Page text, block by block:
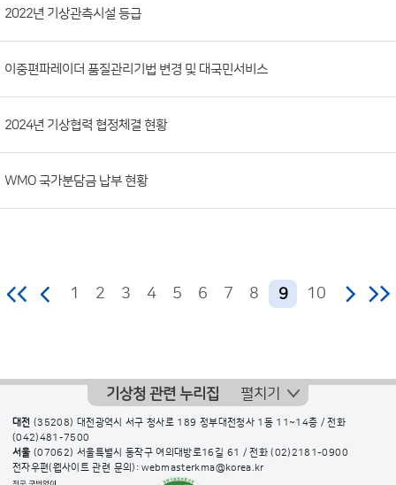
회2022년 기상관측시설 등급
이중편파레이더 품질관리기법 변경 및 대국민서비스
2024년 기상협력 협정체결 현황
WMO 국가분담금 납부 현황
1 2 3 4 5 6 7 8 9 10
기상청 관련 누리집 펼치기
대전 (35208) 대전광역시 서구 청사로 189 정부대전청사 1동 11~14층 / 전화
(042)481-7500
서울 (07062) 서울특별시 동작구 여의대방로16길 61 / 전화(02)2181-0900
전자우편(웹사이트 관련 문의): webmasterkma@korea.kr